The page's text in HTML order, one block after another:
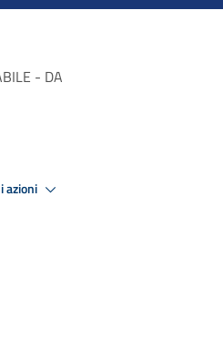
- DA
azioni